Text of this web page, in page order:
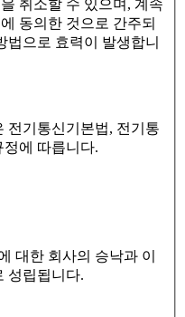
취소할 수 있으며, 계속
동의한 것으로 간주되
법으로 효력이 발생합니
전기통신기본법, 전기통
에 따릅니다.
대한 회사의 승낙과 이
성립됩니다.